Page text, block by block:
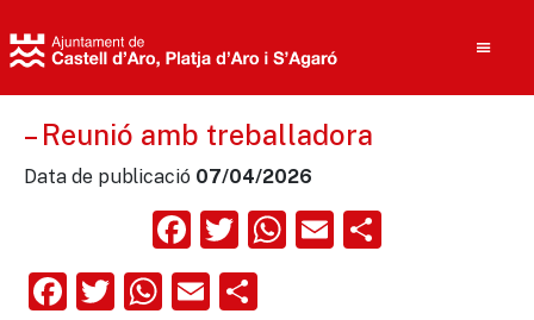
– Reunió amb treballadora
Data de publicació 07/04/2026
Facebook
Twitter
WhatsApp
Email
Facebook
Twitter
WhatsApp
Email